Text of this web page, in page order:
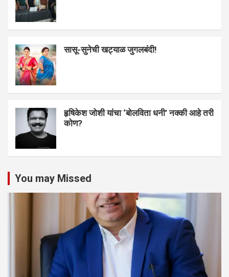
सासू-सुनेची खट्याळ जुगलबंदी!
हृषिकेश जोशी यांचा ‘बोलविता धनी’ नक्की आहे तरी
कोण?
You may Missed